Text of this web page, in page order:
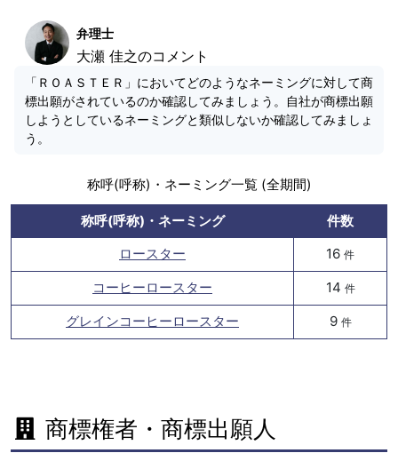
弁理士
大瀬 佳之のコメント
「ＲＯＡＳＴＥＲ」においてどのようなネーミングに対して商
標出願がされているのか確認してみましょう。自社が商標出願
しようとしているネーミングと類似しないか確認してみましょ
う。
称呼(呼称)・ネーミング一覧 (全期間)
称呼(呼称)・ネーミング
件数
ロースター
16 件
コーヒーロースター 14 件
グレインコーヒーロースター 9 件
商標権者・商標出願人